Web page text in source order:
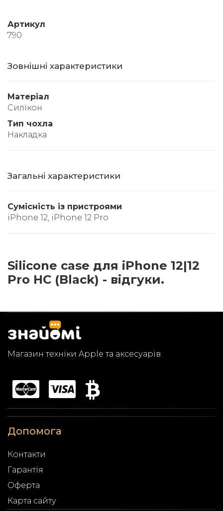
Артикул
790
Зовнішні характеристики
Матеріал
Силікон
Тип чохла
Накладка
Загальні характеристики
Сумісність із пристроями
iPhone 12, iPhone 12 Pro
Silicone case для iPhone 12|12
Pro HC (Black) - відгуки.
Магазин техніки Apple та аксесуарів
Допомога
Контакти
Гарантія
Оферта
Карта сайту